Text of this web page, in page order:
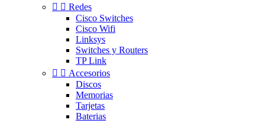
  Redes
Cisco Switches
Cisco Wifi
Linksys
Switches y Routers
TP Link
  Accesorios
Discos
Memorias
Tarjetas
Baterias